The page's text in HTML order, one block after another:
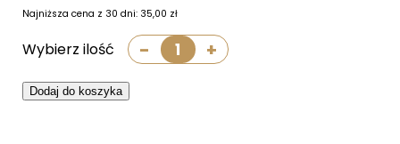
Najniższa cena z 30 dni: 35,00 zł
Wybierz ilość -
PRZYPINKA
+
Dodaj do koszyka